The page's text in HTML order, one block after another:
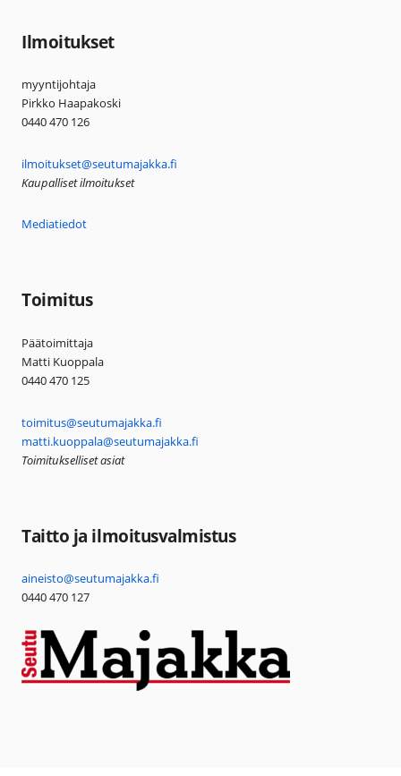
Ilmoitukset
myyntijohtaja
Pirkko Haapakoski
0440 470 126
ilmoitukset@seutumajakka.fi
Kaupalliset ilmoitukset
Mediatiedot
Toimitus
Päätoimittaja
Matti Kuoppala
0440 470 125
toimitus@seutumajakka.fi
matti.kuoppala@seutumajakka.fi
Toimitukselliset asiat
Taitto ja ilmoitusvalmistus
aineisto@seutumajakka.fi
0440 470 127